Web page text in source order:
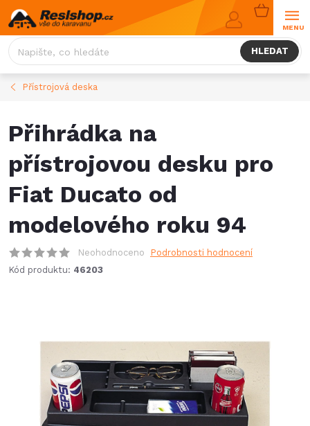
Přejít
na
obsah
HLEDAT
NÁKUPNÍ
KOŠÍK
Přístrojová deska
Přihrádka na
přístrojovou desku pro
Fiat Ducato od
modelového roku 94
Neohodnoceno
Podrobnosti hodnocení
Kód produktu: 46203